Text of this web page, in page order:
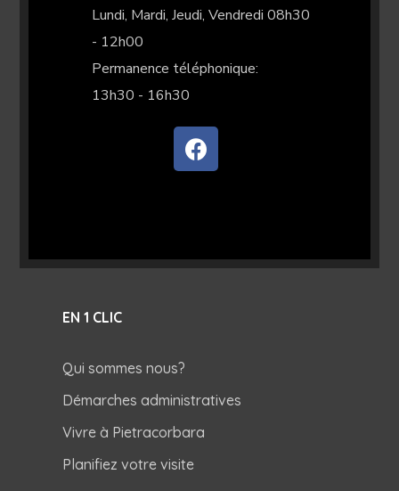
Lundi, Mardi, Jeudi, Vendredi 08h30
- 12h00
Permanence téléphonique:
13h30 - 16h30
EN 1 CLIC
Qui sommes nous?
Démarches administratives
Vivre à Pietracorbara
Planifiez votre visite